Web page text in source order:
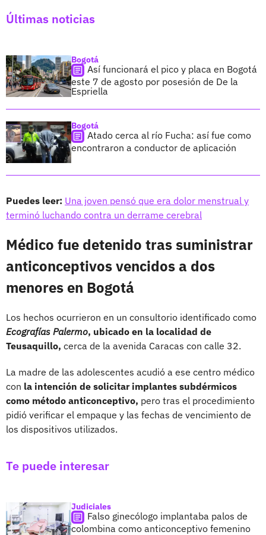
Últimas noticias
Bogotá
Así funcionará el pico y placa en Bogotá
este 7 de agosto por posesión de De la
Espriella
Bogotá
Atado cerca al río Fucha: así fue como
encontraron a conductor de aplicación
Puedes leer: Una joven pensó que era dolor menstrual y
terminó luchando contra un derrame cerebral
Médico fue detenido tras suministrar
anticonceptivos vencidos a dos
menores en Bogotá
Los hechos ocurrieron en un consultorio identificado como
Ecografías Palermo, ubicado en la localidad de
Teusaquillo, cerca de la avenida Caracas con calle 32.
La madre de las adolescentes acudió a ese centro médico
con la intención de solicitar implantes subdérmicos
como método anticonceptivo, pero tras el procedimiento
pidió verificar el empaque y las fechas de vencimiento de
los dispositivos utilizados.
Te puede interesar
Judiciales
Falso ginecólogo implantaba palos de
colombina como anticonceptivo femenino